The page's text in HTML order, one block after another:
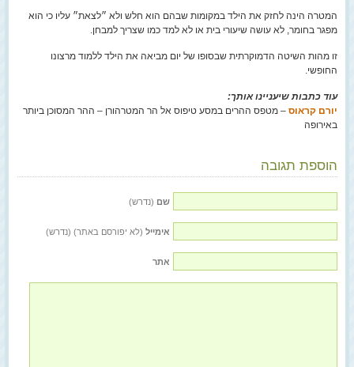
המטרה הינה לחזק את הילד במקומות שבהם הוא חלש ולא ״לצאת״ עליו כי הוא
מפגר בחומר, לא עושה שיעורי בית או לא למד כמו שצריך למבחן.
זו מהות השיטה הדמוקרתית שבסופו של יום מביאה את הילד ללמוד מרצונו
החופשי.
עוד כתבות שיעניינו אותך:
יורם קראוס – מטפס ההרים במסע טיפוס אל הר המטרהורן – ההר המסוכן ביותר
באירופה
הוספת תגובה
שם (נדרש)
אימייל (לא יפורסם באתר) (נדרש)
אתר